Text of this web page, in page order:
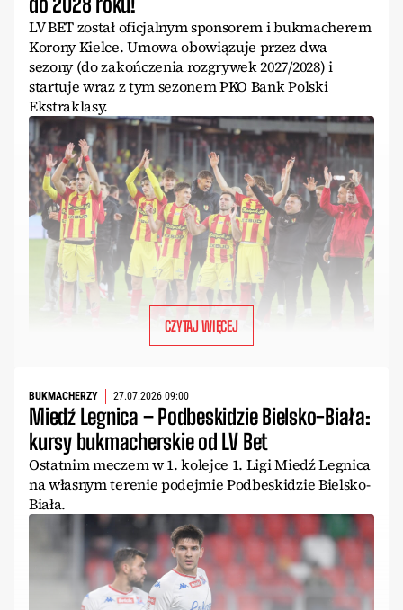
LV BET został oficjalnym sponsorem i bukmacherem
Korony Kielce. Umowa obowiązuje przez dwa
sezony (do zakończenia rozgrywek 2027/2028) i
startuje wraz z tym sezonem PKO Bank Polski
Ekstraklasy.
CZYTAJ WIĘCEJ
BUKMACHERZY 27.07.2026 09:00
Miedź Legnica – Podbeskidzie Bielsko-Biała:
kursy bukmacherskie od LV Bet
Ostatnim meczem w 1. kolejce 1. Ligi Miedź Legnica
na własnym terenie podejmie Podbeskidzie Bielsko-
Biała.